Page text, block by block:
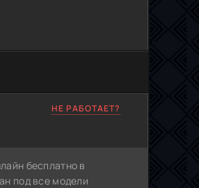
НЕ РАБОТАЕТ?
бесплатно в
под все модели